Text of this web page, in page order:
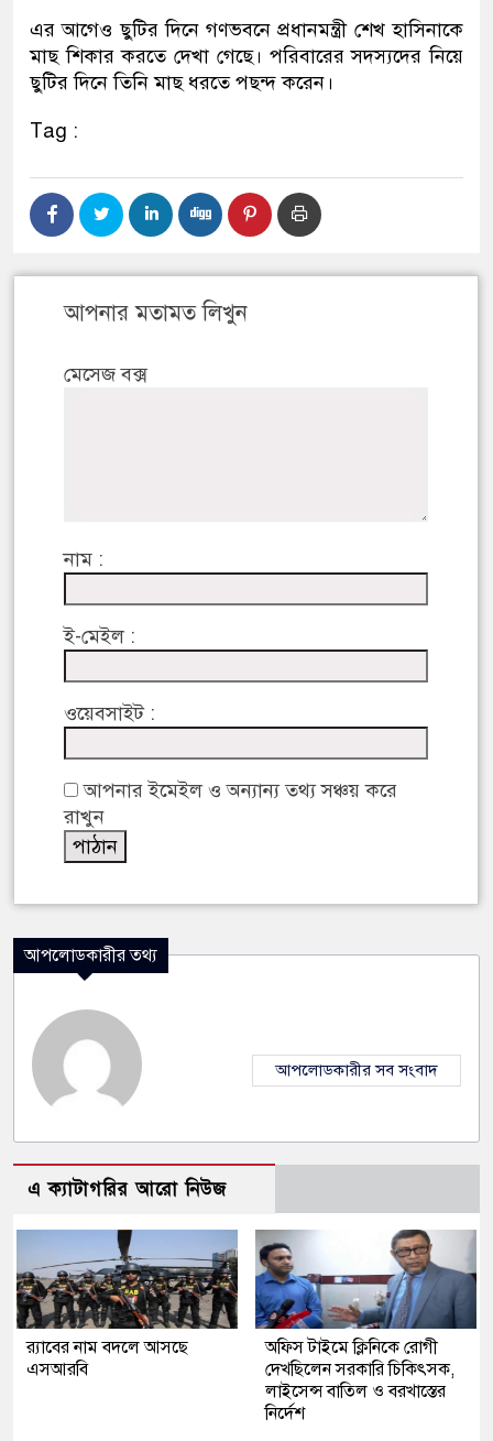
এর আগেও ছুটির দিনে গণভবনে প্রধানমন্ত্রী শেখ হাসিনাকে
মাছ শিকার করতে দেখা গেছে। পরিবারের সদস্যদের নিয়ে
ছুটির দিনে তিনি মাছ ধরতে পছন্দ করেন।
Tag :
আপনার মতামত লিখুন
মেসেজ বক্স
নাম :
ই-মেইল :
ওয়েবসাইট :
আপনার ইমেইল ও অন্যান্য তথ্য সঞ্চয় করে
রাখুন
আপলোডকারীর তথ্য
আপলোডকারীর সব সংবাদ
এ ক্যাটাগরির আরো নিউজ
র‍্যাবের নাম বদলে আসছে
এসআরবি
অফিস টাইমে ক্লিনিকে রোগী
দেখছিলেন সরকারি চিকিৎসক,
লাইসেন্স বাতিল ও বরখাস্তের
নির্দেশ